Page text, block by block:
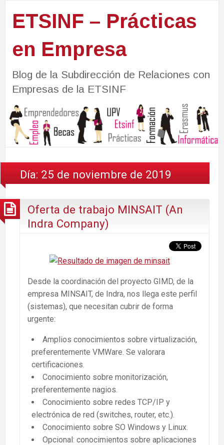
ETSINF – Prácticas
en Empresa
Blog de la Subdirección de Relaciones con
Empresas de la ETSINF
Día: 25 de noviembre de 2019
Oferta de trabajo MINSAIT (An
Indra Company)
Desde la coordinación del proyecto GIMD, de la
empresa MINSAIT, de Indra, nos llega este perfil
(sistemas), que necesitan cubrir de forma
urgente:
Amplios conocimientos sobre virtualización,
preferentemente VMWare. Se valorara
certificaciones.
Conocimiento sobre monitorización,
preferentemente nagios.
Conocimiento sobre redes TCP/IP y
electrónica de red (switches, router, etc.).
Conocimiento sobre SO Windows y Linux.
Opcional: conocimientos sobre aplicaciones